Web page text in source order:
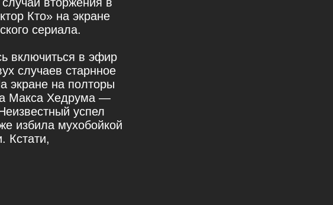
Кто» на экране
сериала.
включиться в эфир
случаев старнное
экране на полторы
Макса Хедрума —
успел
избила мухобойкой
Кстати,